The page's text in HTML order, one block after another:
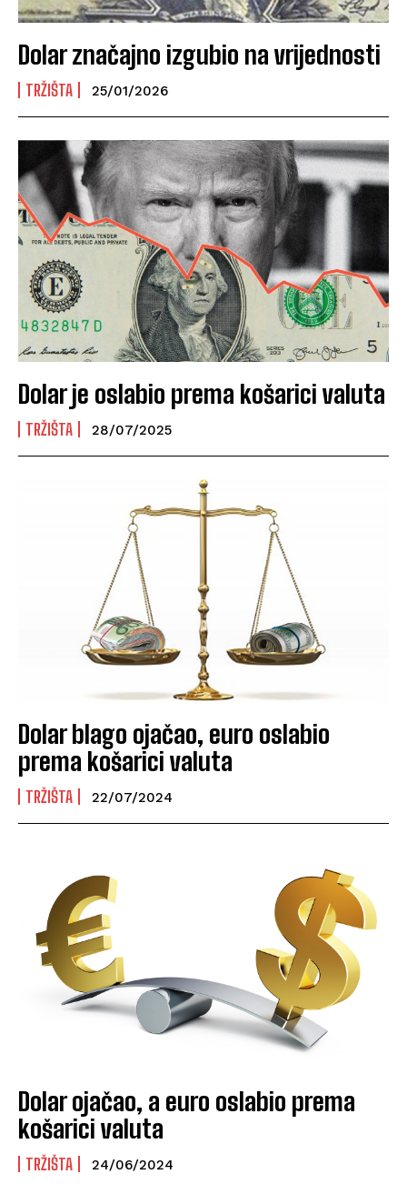
Dolar značajno izgubio na vrijednosti
TRŽIŠTA 25/01/2026
Dolar je oslabio prema košarici valuta
TRŽIŠTA 28/07/2025
Dolar blago ojačao, euro oslabio
prema košarici valuta
TRŽIŠTA 22/07/2024
Dolar ojačao, a euro oslabio prema
košarici valuta
TRŽIŠTA 24/06/2024